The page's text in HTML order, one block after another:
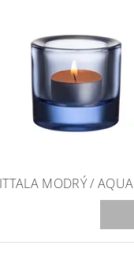
MODRÝ / AQUA